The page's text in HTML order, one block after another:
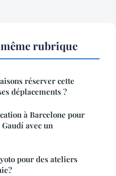
rubrique
réserver cette
déplacements ?
à Barcelone pour
avec un
pour des ateliers